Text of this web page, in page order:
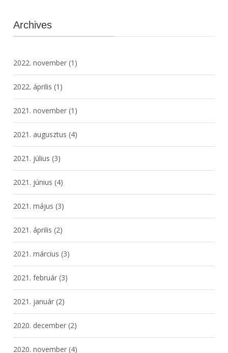
Archives
2022. november (1)
2022. április (1)
2021. november (1)
2021. augusztus (4)
2021. július (3)
2021. június (4)
2021. május (3)
2021. április (2)
2021. március (3)
2021. február (3)
2021. január (2)
2020. december (2)
2020. november (4)